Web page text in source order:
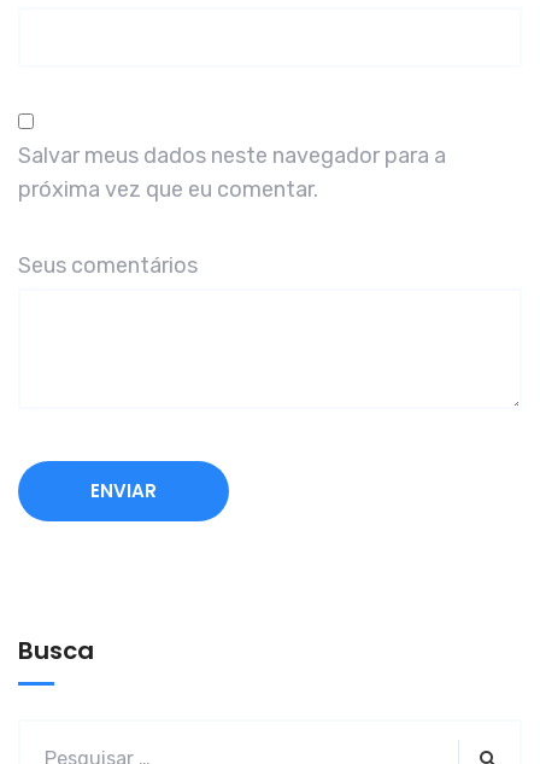
Salvar meus dados neste navegador para a
próxima vez que eu comentar.
Seus comentários
e
Busca